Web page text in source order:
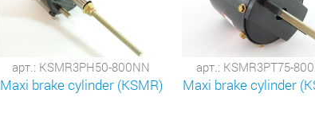
арт.: KSMR3PH50-800NN
Maxi brake cylinder (KSMR)
арт.: KSMR3PT75-
Maxi brake cylinder